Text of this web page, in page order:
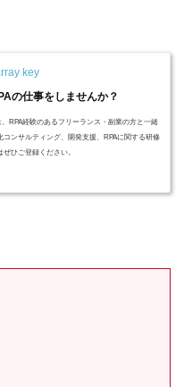
の仕事をしませんか？
RPA経験のあるフリーランス・副業の方と一緒
ンサルティング、開発支援、RPAに関する研修
ひご登録ください。